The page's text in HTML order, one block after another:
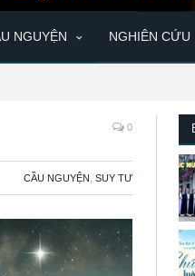
NGUYỆN NGHIÊN CỨU
0
CẦU NGUYỆN SUY TƯ